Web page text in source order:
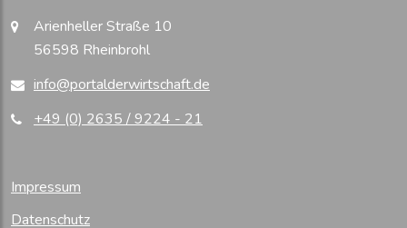
Arienheller Straße 10
56598 Rheinbrohl
info@portalderwirtschaft.de
+49 (0) 2635 / 9224 - 21
Impressum
Datenschutz